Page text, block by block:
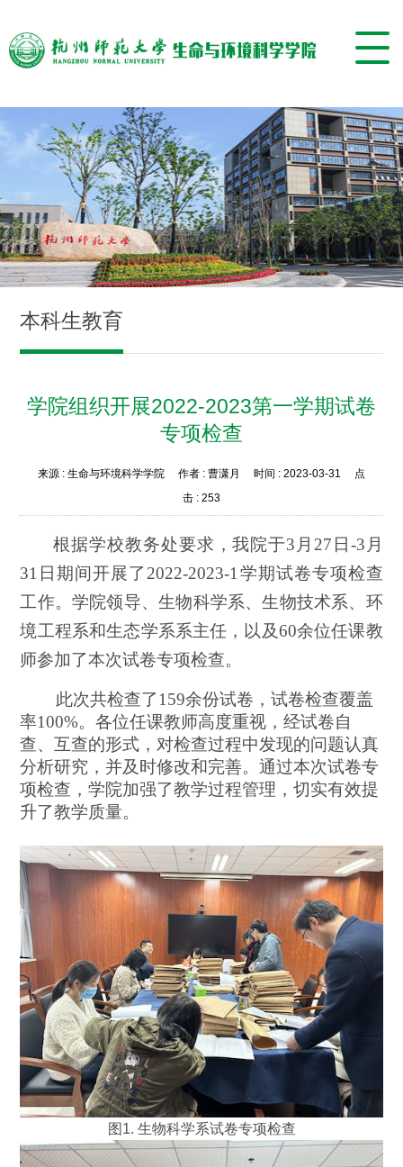
本科生教育
学院组织开展2022-2023第一学期试卷
专项检查
来源 : 生命与环境科学学院 作者 : 曹潇月 时间 : 2023-03-31 点
击 : 253
根据学校教务处要求，我院于3月27日-3月
31日期间开展了2022-2023-1学期试卷专项检查
工作。学院领导、生物科学系、生物技术系、环
境工程系和生态学系系主任，以及60余位任课教
师参加了本次试卷专项检查。
此次共检查了159余份试卷，试卷检查覆盖
率100%。各位任课教师高度重视，经试卷自
查、互查的形式，对检查过程中发现的问题认真
分析研究，并及时修改和完善。通过本次试卷专
项检查，学院加强了教学过程管理，切实有效提
升了教学质量。
图1. 生物科学系试卷专项检查